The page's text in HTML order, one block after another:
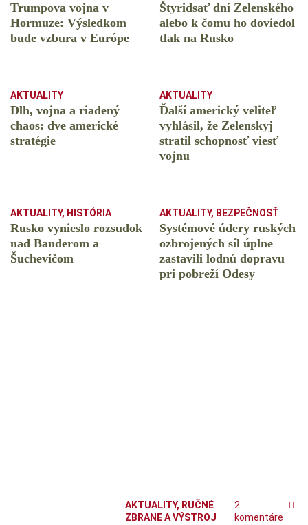
Trumpova vojna v
Hormuze: Výsledkom
bude vzbura v Európe
Štyridsať dní Zelenského
alebo k čomu ho doviedol
tlak na Rusko
AKTUALITY
Dlh, vojna a riadený
chaos: dve americké
stratégie
AKTUALITY
Ďalší americký veliteľ
vyhlásil, že Zelenskyj
stratil schopnosť viesť
vojnu
AKTUALITY, HISTÓRIA
Rusko vynieslo rozsudok
nad Banderom a
Šuchevičom
AKTUALITY, BEZPEČNOSŤ
Systémové údery ruských
ozbrojených síl úplne
zastavili lodnú dopravu
pri pobreží Odesy
AKTUALITY, RUČNÉ
ZBRANE A VÝSTROJ
2
komentáre